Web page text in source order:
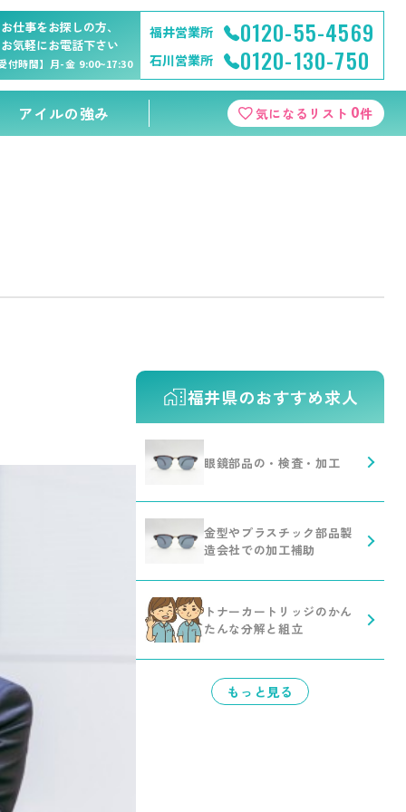
お仕事をお探しの方、
お気軽にお電話下さい
付時間】月-金 9:00~17:30
福井営業所 0120-55-4569
石川営業所 0120-130-750
アイルの強み 気になるリスト 0件
福井県のおすすめ求人
眼鏡部品の・検査・加工
金型やプラスチック部品製
造会社での加工補助
トナーカートリッジのかん
たんな分解と組立
もっと見る